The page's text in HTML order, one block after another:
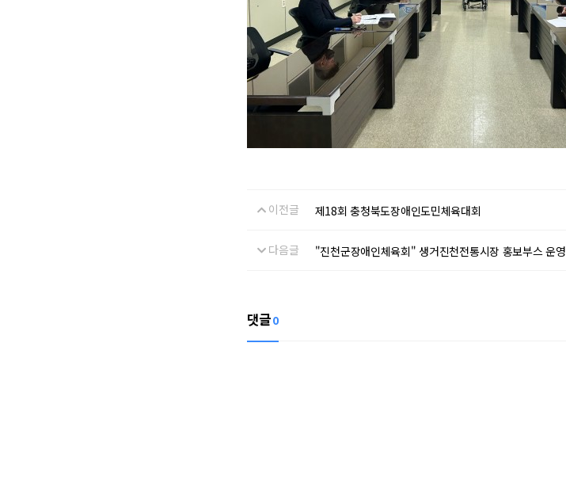
이전글 제18회 충청북도장애인도민체육대회
다음글 "진천군장애인체육회" 생거진천전통시장 홍보부스 운영
댓글0